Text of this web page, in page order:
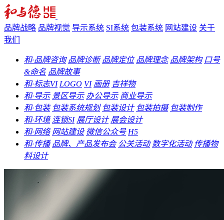
品牌战略 品牌视觉 导示系统 SI系统 包装系统 网站建设 关于
我们
和·品牌咨询 品牌诊断 品牌定位 品牌理念 品牌架构 口号
&命名 品牌故事
和·标志VI LOGO VI 画册 吉祥物
和·导示 景区导示 办公导示 商业导示
和·包装 包装系统规划 包装设计 包装拍摄 包装制作
和·环境 连锁SI 展厅设计 展会设计
和·网络 网站建设 微信公众号 H5
和·传播 品牌、产品发布会 公关活动 数字化活动 传播物
料设计